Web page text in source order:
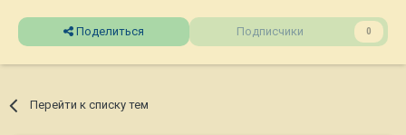
Поделиться Подписчики 0
Перейти к списку тем